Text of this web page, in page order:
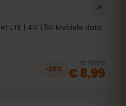
LTE | 4G | 5G Mobiele data
−20%
€ 10,99
€ 8,99